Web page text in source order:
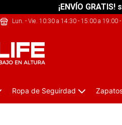
¡ENVÍO
Lun. - Vie. 10:30 a 14:30 - 15:00 a 19:00-
Ropa de Seguirdad